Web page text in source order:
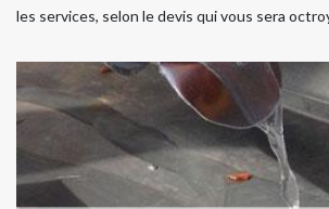
les services, selon le devis qui vous sera